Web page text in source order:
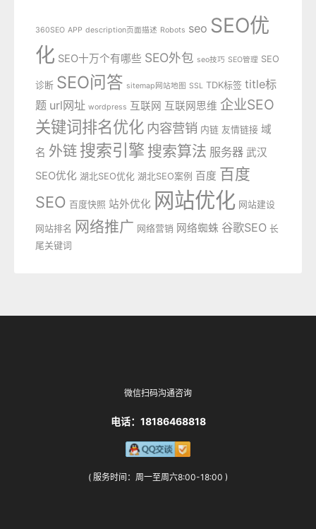
360SEO APP description页面描述 Robots seo SEO优
化 SEO十万个有哪些 SEO外包 seo技巧 SEO管理 SEO
诊断 SEO问答 sitemap网站地图 SSL TDK标签 title标
题 url网址 wordpress 互联网 互联网思维 企业SEO
关键词排名优化 内容营销 内链 友情链接 域
名 外链 搜索引擎 搜索算法 服务器 武汉
SEO优化 湖北SEO优化 湖北SEO案例 百度 百度
SEO 百度快照 站外优化 网站优化 网站建设
网站排名 网络推广 网络营销 网络蜘蛛 谷歌SEO 长
尾关键词
微信扫码沟通咨询
电话：18186468818
( 服务时间：周一至周六8:00-18:00 )